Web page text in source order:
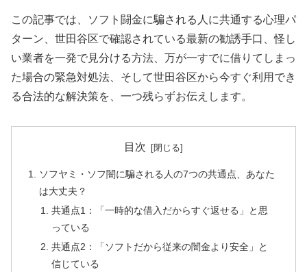
この記事では、ソフト闘金に騙される人に共通する心理パ
ターン、世田谷区で確認されている最新の勧誘手口、怪し
い業者を一発で見分ける方法、万が一すでに借りてしまっ
た場合の緊急対処法、そして世田谷区から今すぐ利用でき
る合法的な解決策を、一つ残らずお伝えします。
目次
ソフヤミ・ソフ闇に騙される人の7つの共通点、あなた
は大丈夫？
共通点1：「一時的な借入だからすぐ返せる」と思
っている
共通点2：「ソフトだから従来の闇金より安全」と
信じている